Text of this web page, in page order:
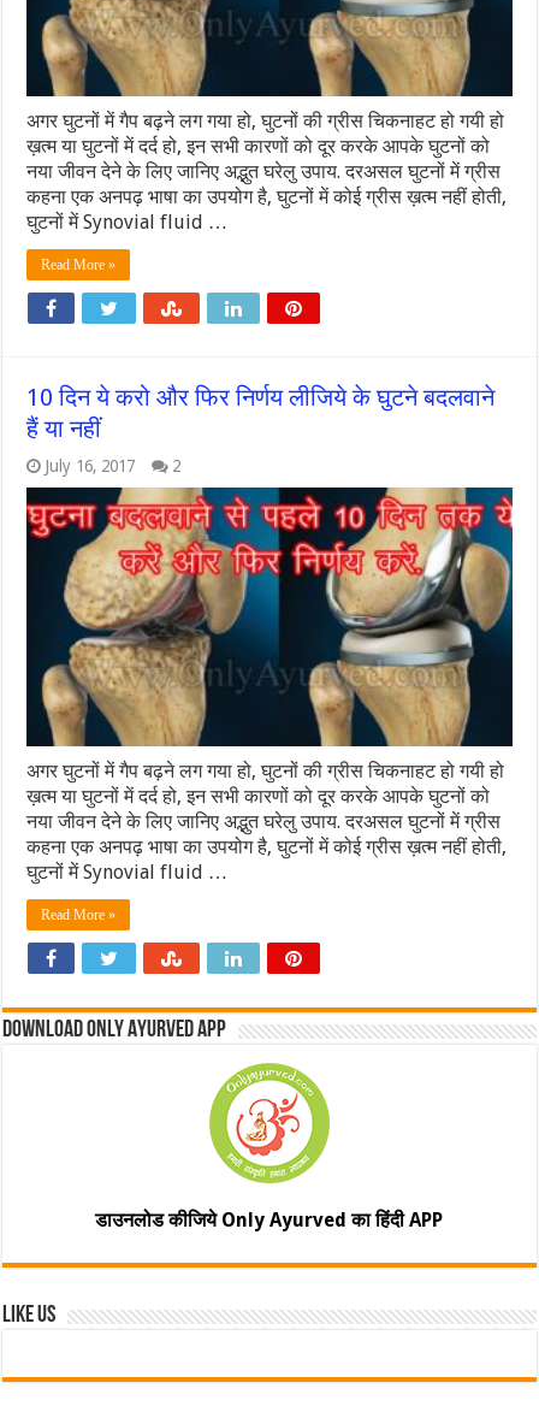
अगर घुटनों में गैप बढ़ने लग गया हो, घुटनों की ग्रीस चिकनाहट हो गयी हो
ख़त्म या घुटनों में दर्द हो, इन सभी कारणों को दूर करके आपके घुटनों को
नया जीवन देने के लिए जानिए अद्भुत घरेलु उपाय. दरअसल घुटनों में ग्रीस
कहना एक अनपढ़ भाषा का उपयोग है, घुटनों में कोई ग्रीस ख़त्म नहीं होती,
घुटनों में Synovial fluid …
Read More »
10 दिन ये करो और फिर निर्णय लीजिये के घुटने बदलवाने
हैं या नहीं
July 16, 2017 2
अगर घुटनों में गैप बढ़ने लग गया हो, घुटनों की ग्रीस चिकनाहट हो गयी हो
ख़त्म या घुटनों में दर्द हो, इन सभी कारणों को दूर करके आपके घुटनों को
नया जीवन देने के लिए जानिए अद्भुत घरेलु उपाय. दरअसल घुटनों में ग्रीस
कहना एक अनपढ़ भाषा का उपयोग है, घुटनों में कोई ग्रीस ख़त्म नहीं होती,
घुटनों में Synovial fluid …
Read More »
Download Only Ayurved App
डाउनलोड कीजिये Only Ayurved का हिंदी APP
Like Us